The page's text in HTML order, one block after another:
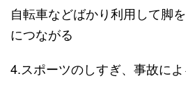
自転車などばかり利用して脚
につながる
4.スポーツのしすぎ、事故に